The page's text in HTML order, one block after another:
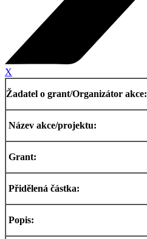
X
Žadatel o grant/Organizátor akce:
Název akce/projektu:
Grant:
Přidělená částka:
Popis: